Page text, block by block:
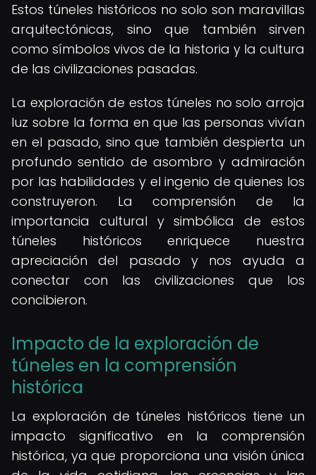
Estos túneles históricos no solo son maravillas
arquitectónicas, sino que también sirven
como símbolos vivos de la historia y la cultura
de las civilizaciones pasadas.
La exploración de estos túneles no solo arroja
luz sobre la forma en que las personas vivían
en el pasado, sino que también despierta un
profundo sentido de asombro y admiración
por las habilidades y el ingenio de quienes los
construyeron. La comprensión de la
importancia cultural y simbólica de estos
túneles históricos enriquece nuestra
apreciación del pasado y nos ayuda a
conectar con las civilizaciones que los
concibieron.
Impacto de la exploración de
túneles en la comprensión
histórica
La exploración de túneles históricos tiene un
impacto significativo en la comprensión
histórica, ya que proporciona una visión única